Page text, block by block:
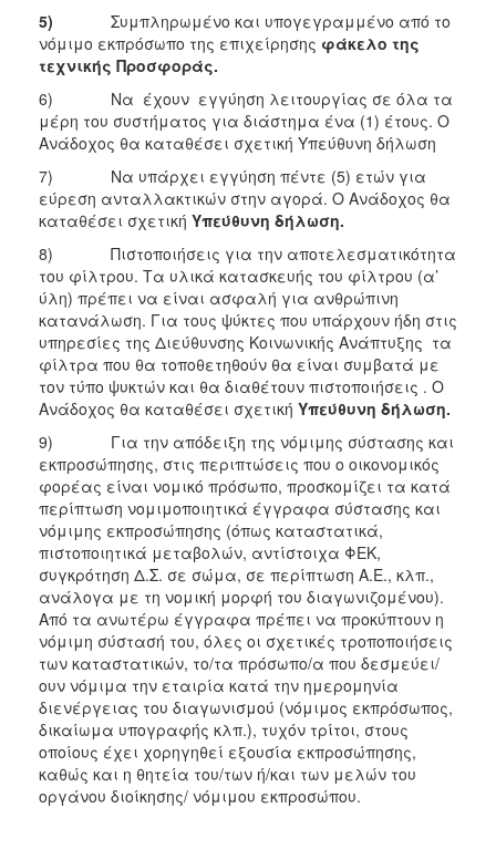
5) Συμπληρωμένο και υπογεγραμμένο από το
νόμιμο εκπρόσωπο της επιχείρησης φάκελο της
τεχνικής Προσφοράς.
6) Να έχουν εγγύηση λειτουργίας σε όλα τα
μέρη του συστήματος για διάστημα ένα (1) έτους. Ο
Ανάδοχος θα καταθέσει σχετική Υπεύθυνη δήλωση
7) Να υπάρχει εγγύηση πέντε (5) ετών για
εύρεση ανταλλακτικών στην αγορά. Ο Ανάδοχος θα
καταθέσει σχετική Υπεύθυνη δήλωση.
8) Πιστοποιήσεις για την αποτελεσματικότητα
του φίλτρου. Τα υλικά κατασκευής του φίλτρου (α’
ύλη) πρέπει να είναι ασφαλή για ανθρώπινη
κατανάλωση. Για τους ψύκτες που υπάρχουν ήδη στις
υπηρεσίες της Διεύθυνσης Κοινωνικής Ανάπτυξης τα
φίλτρα που θα τοποθετηθούν θα είναι συμβατά με
τον τύπο ψυκτών και θα διαθέτουν πιστοποιήσεις . Ο
Ανάδοχος θα καταθέσει σχετική Υπεύθυνη δήλωση.
9) Για την απόδειξη της νόμιμης σύστασης και
εκπροσώπησης, στις περιπτώσεις που ο οικονομικός
φορέας είναι νομικό πρόσωπο, προσκομίζει τα κατά
περίπτωση νομιμοποιητικά έγγραφα σύστασης και
νόμιμης εκπροσώπησης (όπως καταστατικά,
πιστοποιητικά μεταβολών, αντίστοιχα ΦΕΚ,
συγκρότηση Δ.Σ. σε σώμα, σε περίπτωση Α.Ε., κλπ.,
ανάλογα με τη νομική μορφή του διαγωνιζομένου).
Από τα ανωτέρω έγγραφα πρέπει να προκύπτουν η
νόμιμη σύστασή του, όλες οι σχετικές τροποποιήσεις
των καταστατικών, το/τα πρόσωπο/α που δεσμεύει/
ουν νόμιμα την εταιρία κατά την ημερομηνία
διενέργειας του διαγωνισμού (νόμιμος εκπρόσωπος,
δικαίωμα υπογραφής κλπ.), τυχόν τρίτοι, στους
οποίους έχει χορηγηθεί εξουσία εκπροσώπησης,
καθώς και η θητεία του/των ή/και των μελών του
οργάνου διοίκησης/ νόμιμου εκπροσώπου.